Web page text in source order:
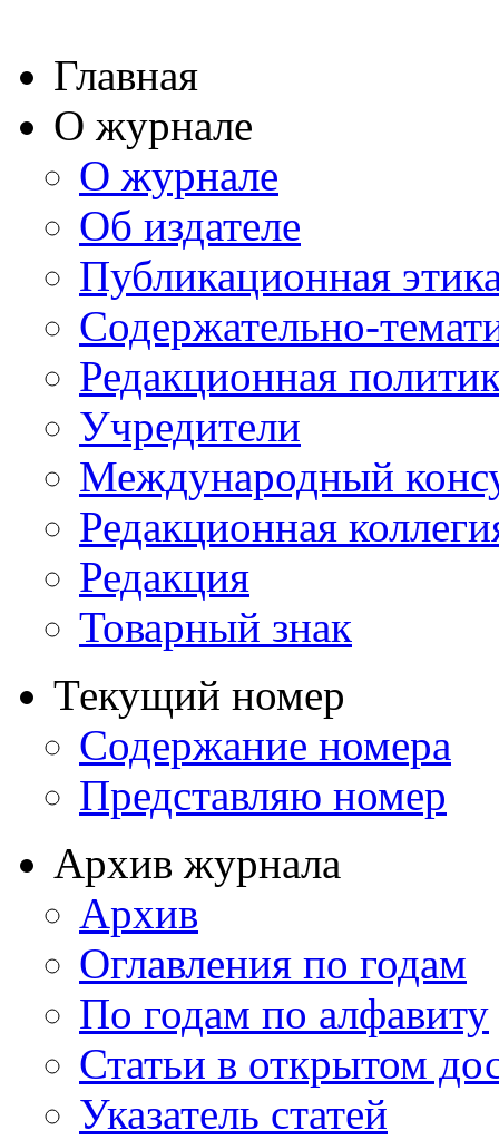
Главная
О журнале
О журнале
Об издателе
Публикационная
Содержательно-
Редакционная
Учредители
Международный
Редакционная
Редакция
Товарный знак
Текущий номер
Содержание номера
Представляю номер
Архив журнала
Архив
Оглавления по годам
По годам по алфавиту
Статьи в открытом
Указатель статей